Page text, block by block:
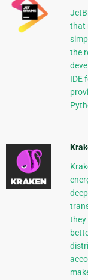
that
the
IDE
they